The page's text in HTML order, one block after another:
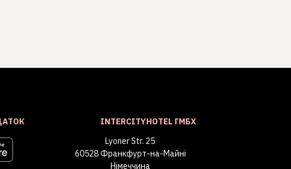
INTERCITYHOTEL ГМБХ
Lyoner Str. 25
60528 Франкфурт-на-Майні
Німеччина